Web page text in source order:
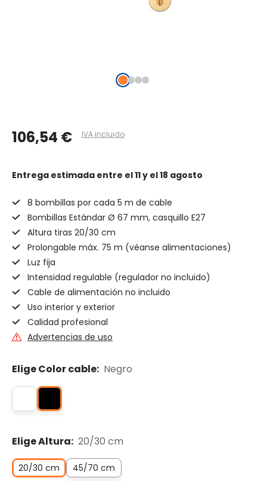
106,54 € IVA incluido
Entrega estimada entre el 11 y el 18 agosto
8 bombillas por cada 5 m de cable
Bombillas Estándar Ø 67 mm, casquillo E27
Altura tiras 20/30 cm
Prolongable máx. 75 m (véanse alimentaciones)
Luz fija
Intensidad regulable (regulador no incluido)
Cable de alimentación no incluido
Uso interior y exterior
Calidad profesional
Advertencias de uso
Elige Color cable: Negro
Elige Altura: 20/30 cm
20/30 cm 45/70 cm